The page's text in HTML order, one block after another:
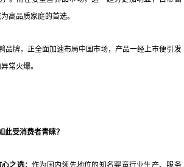
高品质家庭的首选。
牌，正全面加速布局中国市场，产品一经上市便引发
常火爆。
受消费者青睐？
之选：作为国内领先地位的知名婴童行业生产、服务